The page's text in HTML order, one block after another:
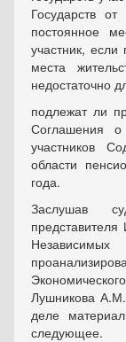
Государств
постоянное
участник, если
места
недостаточно
подлежат ли
Соглашения о
участников
области
года.
Заслушав
Лушникова
деле
следующее.